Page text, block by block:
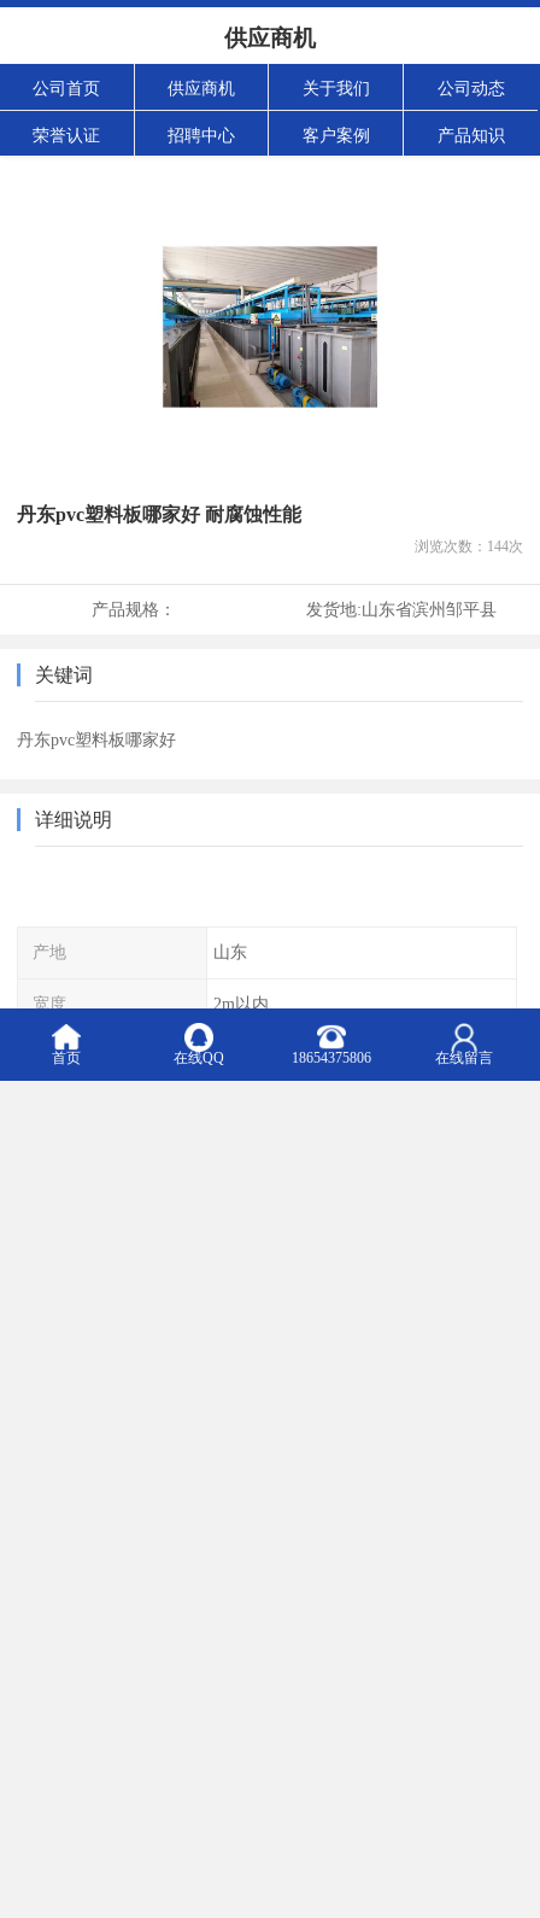
供应商机
公司首页 供应商机 关于我们 公司动态
荣誉认证 招聘中心 客户案例 产品知识
丹东pvc塑料板哪家好 耐腐蚀性能
浏览次数： 144次
产品规格： 发货地:山东省滨州邹平县
关键词
丹东pvc塑料板哪家好
详细说明
产地 山东
宽度 2m以内
长度 17.5m以内
首页 在线QQ 18654375806 在线留言